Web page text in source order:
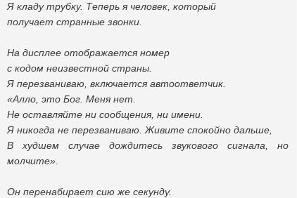
Я кладу трубку. Теперь я человек, который
получает странные звонки.
На дисплее отображается номер
с кодом неизвестной страны.
Я перезваниваю, включается автоответчик.
«Алло, это Бог. Меня нет.
Не оставляйте ни сообщения, ни имени.
Я никогда не перезваниваю. Живите спокойно дальше,
В худшем случае дождитесь звукового сигнала, но
молчите».
Он перенабирает сию же секунду.